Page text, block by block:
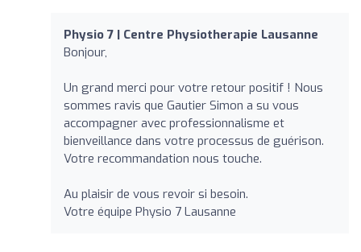
Physio 7 | Centre Physiotherapie Lausanne
Bonjour,
Un grand merci pour votre retour positif ! Nous
sommes ravis que Gautier Simon a su vous
accompagner avec professionnalisme et
bienveillance dans votre processus de guérison.
Votre recommandation nous touche.
Au plaisir de vous revoir si besoin.
Votre équipe Physio 7 Lausanne